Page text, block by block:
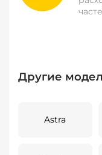
Другие
Astra